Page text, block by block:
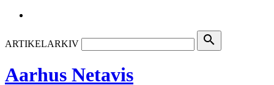
ARTIKELARKIV search
Aarhus Netavis